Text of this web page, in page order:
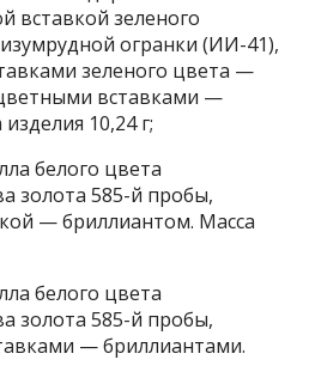
вставкой зеленого
огранки (ИИ-41),
зеленого цвета —
вставками —
10,24 г;
белого цвета
золота 585-й пробы,
— бриллиантом. Масса
белого цвета
золота 585-й пробы,
— бриллиантами.